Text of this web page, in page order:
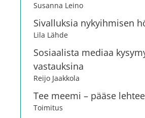
Susanna Leino
Sivalluksia nykyihmisen
Lila Lähde
Sosiaalista mediaa
vastauksina
Reijo Jaakkola
Tee meemi – pääse
Toimitus